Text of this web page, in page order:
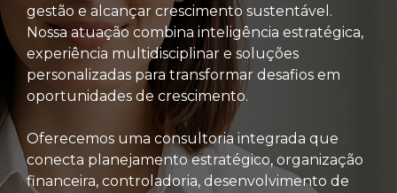
gestão e alcançar crescimento sustentável.
Nossa atuação combina inteligência estratégica,
experiência multidisciplinar e soluções
personalizadas para transformar desafios em
oportunidades de crescimento.
Oferecemos uma consultoria integrada que
conecta planejamento estratégico, organização
financeira, controladoria, desenvolvimento de